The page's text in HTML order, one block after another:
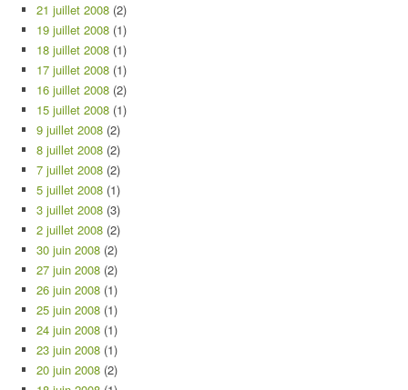
21 juillet 2008 (2)
19 juillet 2008 (1)
18 juillet 2008 (1)
17 juillet 2008 (1)
16 juillet 2008 (2)
15 juillet 2008 (1)
9 juillet 2008 (2)
8 juillet 2008 (2)
7 juillet 2008 (2)
5 juillet 2008 (1)
3 juillet 2008 (3)
2 juillet 2008 (2)
30 juin 2008 (2)
27 juin 2008 (2)
26 juin 2008 (1)
25 juin 2008 (1)
24 juin 2008 (1)
23 juin 2008 (1)
20 juin 2008 (2)